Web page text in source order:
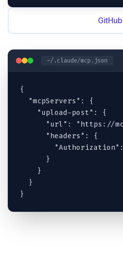
~/.claude/mcp.json
{
  "mcpServers": {
    "upload-post": {
"url": "https://
      "headers": {
      }
    }
  }
}